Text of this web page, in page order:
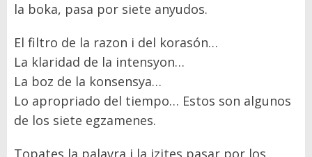
la boka, pasa por siete anyudos.
El filtro de la razon i del korasón…
La klaridad de la intensyon…
La boz de la konsensya…
Lo apropriado del tiempo… Estos son algunos
de los siete egzamenes.
Topates la palavra i la izites pasar por los